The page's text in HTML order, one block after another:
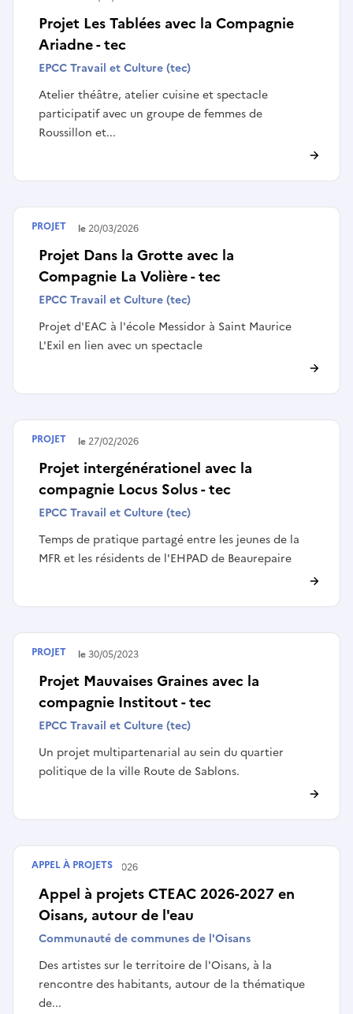
Projet Les Tablées avec la Compagnie
Ariadne - tec
EPCC Travail et Culture (tec)
Atelier théâtre, atelier cuisine et spectacle
participatif avec un groupe de femmes de
Roussillon et...
Projet Dans la Grotte avec la
Compagnie La Volière - tec
EPCC Travail et Culture (tec)
Projet d'EAC à l'école Messidor à Saint Maurice
L'Exil en lien avec un spectacle
Terminé le20/03/2026
PROJET
Projet intergénérationel avec la
compagnie Locus Solus - tec
EPCC Travail et Culture (tec)
Temps de pratique partagé entre les jeunes de la
MFR et les résidents de l'EHPAD de Beaurepaire
Terminé le27/02/2026
PROJET
Projet Mauvaises Graines avec la
compagnie Institout - tec
EPCC Travail et Culture (tec)
Un projet multipartenarial au sein du quartier
politique de la ville Route de Sablons.
Terminé le30/05/2023
PROJET
Appel à projets CTEAC 2026-2027 en
Oisans, autour de l'eau
Communauté de communes de l'Oisans
Des artistes sur le territoire de l'Oisans, à la
rencontre des habitants, autour de la thématique
de...
Terminé le15/03/2026
APPEL À PROJETS